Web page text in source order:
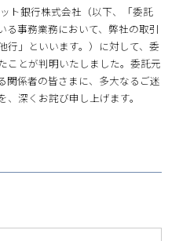
ト銀行株式会社（以下、「委託
る事務業務において、弊社の取引
行」といいます。）に対して、委
ことが判明いたしました。委託元
関係者の皆さまに、多大なるご迷
深くお詫び申し上げます。